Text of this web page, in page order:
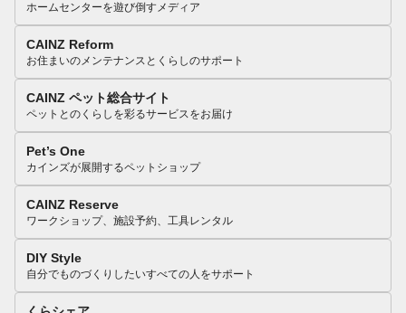
ホームセンターを遊び倒すメディア
CAINZ Reform
お住まいのメンテナンスとくらしのサポート
CAINZ ペット総合サイト
ペットとのくらしを彩るサービスをお届け
Pet’s One
カインズが展開するペットショップ
CAINZ Reserve
ワークショップ、施設予約、工具レンタル
DIY Style
自分でものづくりしたいすべての人をサポート